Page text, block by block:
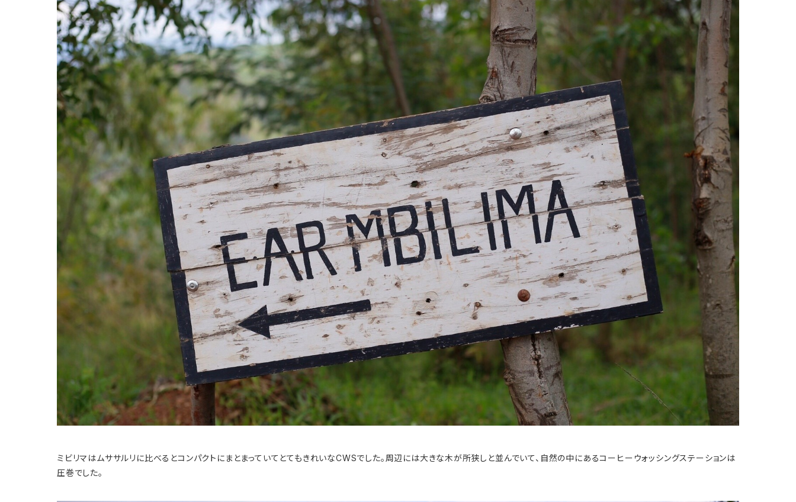
ミビリマはムササルリに比べるとコンパクトにまとまっていてとてもきれいなCWSでした。周辺には大きな木が所狭しと並んでいて、自然の中にあるコーヒーウォッシングステーションは
圧巻でした。